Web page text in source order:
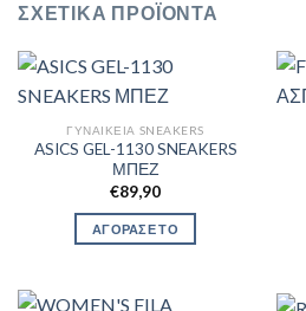
ΣΧΕΤΙΚΆ ΠΡΟΪΌΝΤΑ
ΓΥΝΑΙΚΕΊΑ SNEAKERS
ASICS GEL-1130 SNEAKERS
ΜΠΕΖ
€89,90
ΑΓΟΡΑΣΕ ΤΟ